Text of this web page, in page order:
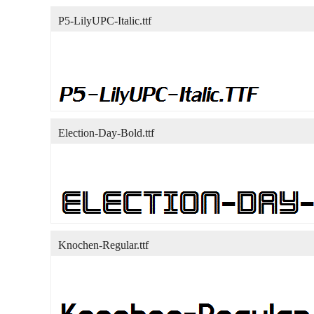
P5-LilyUPC-Italic.ttf
Election-Day-Bold.ttf
Knochen-Regular.ttf